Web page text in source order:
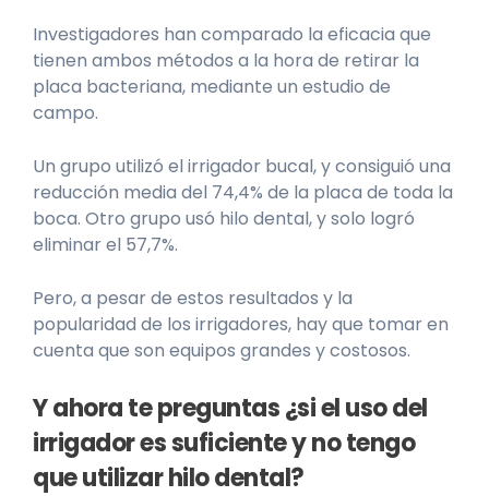
Investigadores han comparado la eficacia que
tienen ambos métodos a la hora de retirar la
placa bacteriana, mediante un estudio de
campo.
Un grupo utilizó el irrigador bucal, y consiguió una
reducción media del 74,4% de la placa de toda la
boca. Otro grupo usó hilo dental, y solo logró
eliminar el 57,7%.
Pero, a pesar de estos resultados y la
popularidad de los irrigadores, hay que tomar en
cuenta que son equipos grandes y costosos.
Y ahora te preguntas ¿si el uso del
irrigador es suficiente y no tengo
que utilizar hilo dental?